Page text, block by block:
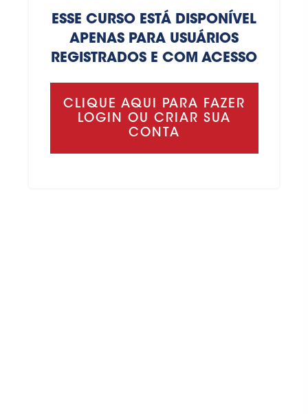
ESSE CURSO ESTÁ DISPONÍVEL
APENAS PARA USUÁRIOS
REGISTRADOS E COM ACESSO
CLIQUE AQUI PARA FAZER
LOGIN OU CRIAR SUA
CONTA